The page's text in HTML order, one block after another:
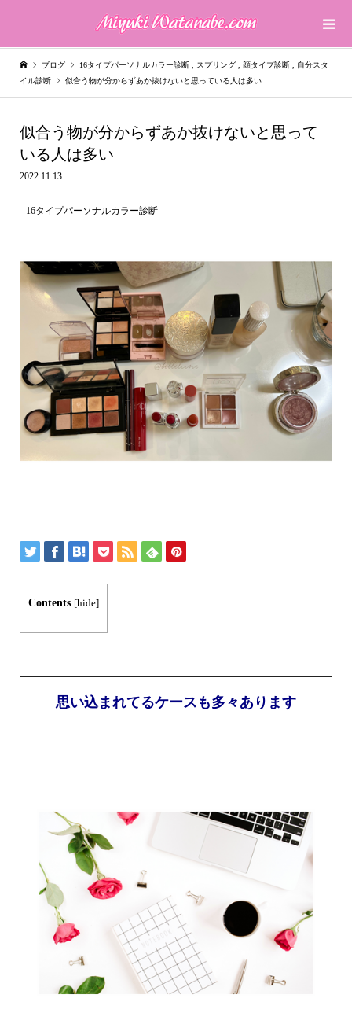
ブログ 16タイプパーソナルカラー診断 スプリング 顔タイプ診断
自分スタ
イル診断
似合う物が分からずあか抜けないと思っている人は多い
似合う物が分からずあか抜けないと思って
いる人は多い
2022.11.13
16タイプパーソナルカラー診断
Contents [hide]
思い込まれてるケースも多々あります